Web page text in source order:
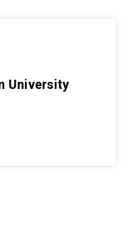
University